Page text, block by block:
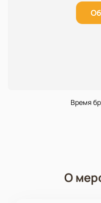
Время
О